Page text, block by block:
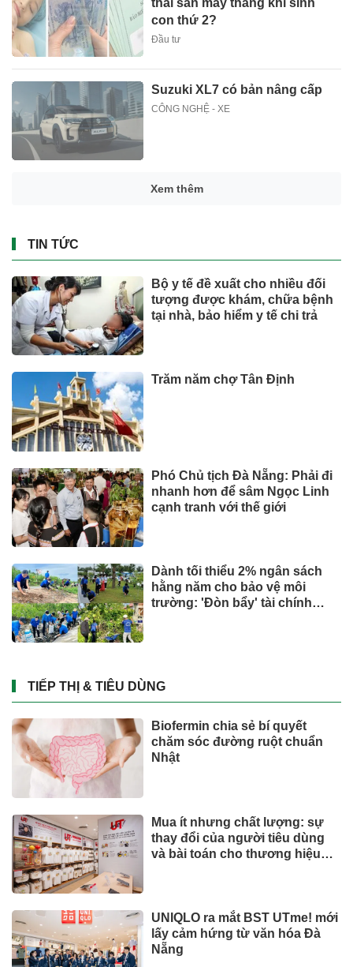
thai sản mấy tháng khi sinh
con thứ 2?
Đầu tư
Suzuki XL7 có bản nâng cấp
CÔNG NGHỆ - XE
Xem thêm
TIN TỨC
Bộ y tế đề xuất cho nhiều đối
tượng được khám, chữa bệnh
tại nhà, bảo hiểm y tế chi trả
Trăm năm chợ Tân Định
Phó Chủ tịch Đà Nẵng: Phải đi
nhanh hơn để sâm Ngọc Linh
cạnh tranh với thế giới
Dành tối thiểu 2% ngân sách
hằng năm cho bảo vệ môi
trường: 'Đòn bẩy' tài chính
TIẾP THỊ & TIÊU DÙNG
Biofermin chia sẻ bí quyết
chăm sóc đường ruột chuẩn
Nhật
Mua ít nhưng chất lượng: sự
thay đổi của người tiêu dùng
và bài toán cho thương hiệu
UNIQLO ra mắt BST UTme! mới
lấy cảm hứng từ văn hóa Đà
Nẵng